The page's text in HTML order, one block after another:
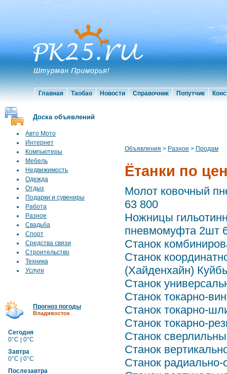
Главная Таобао Новости Справочник Попутчик
Доска объявлений
Авто Мото
Интернет
Компьютеры
Мебель
Недвижимость
Одежда
Отдых
Подарки и сувениры
Работа
Разное
Свадьба
Спорт
Средства связи
Строительство
Техника
Услуги
Прогноз погоды
Владивосток
Сегодня
0°C | 0°C
Завтра
0°C | 0°C
Послезавтра
Объявления > Разное > Продам
Ётанки по
Молот ковочный
63 800
Ножницы
пневмомуфта 2шт
Станок
Станок
(Хайденхайн)
Станок
Станок токарно-
Станок токарно-
Станок токарно-
Станок
Станок
Станок